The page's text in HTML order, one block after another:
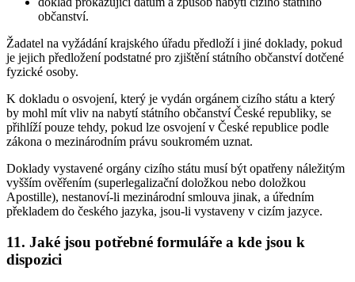
občanství.
Žadatel na vyžádání krajského úřadu předloží i jiné doklady, pokud
je jejich předložení podstatné pro zjištění státního občanství dotčené
fyzické osoby.
K dokladu o osvojení, který je vydán orgánem cizího státu a který
by mohl mít vliv na nabytí státního občanství České republiky, se
přihlíží pouze tehdy, pokud lze osvojení v České republice podle
zákona o mezinárodním právu soukromém uznat.
Doklady vystavené orgány cizího státu musí být opatřeny náležitým
vyšším ověřením (superlegalizační doložkou nebo doložkou
Apostille), nestanoví-li mezinárodní smlouva jinak, a úředním
překladem do českého jazyka, jsou-li vystaveny v cizím jazyce.
11. Jaké jsou potřebné formuláře a kde jsou k
dispozici